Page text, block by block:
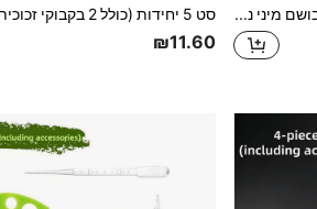
10 בקבוקי בושם מיני ניידים בצורת עט רב-צבעוניים (עיצוב עם תפס עט, כולל משפך קטן) בקבוקי ספריי דגימה 10 מ"ל, מתיז בושם, בקבוקים ניתנים למילוי, סט נסיעות נייד - 8 צבעים, בקבוקי ספריי קוסמטיקה ניתנים למילוי, בקבוק ספריי מיני, ספריי אלכוג'ל ניתנת למילוי, בקבוק ספריי 3 אונקיות, בקבוק בושם מיני ניתנת למילוי לנסיעות.
₪11.60